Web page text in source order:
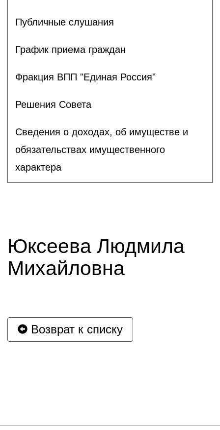
Публичные слушания
График приема граждан
Фракция ВПП "Единая Россия"
Решения Совета
Сведения о доходах, об имуществе и
обязательствах имущественного
характера
Юксеева Людмила
Михайловна
Возврат к списку